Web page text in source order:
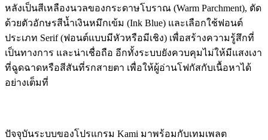
หลังเป็นสีเหลืองนวลของกระดาษโบราณ (Warm Parchment), ตัด
ด้วยตัวอักษรสีน้ำเงินหมึกเข้ม (Ink Blue) และเลือกใช้ฟอนต์
ประเภท Serif (ฟอนต์แบบมีหัวหรือมีเชิง) เพื่อสร้างความรู้สึกที่
เป็นทางการ และน่าเชื่อถือ อีกทั้งระบบยังควบคุมไม่ให้มีแสงเงา
ที่ฉูดฉาดหรือสีสันที่รกสายตา เพื่อให้ผู้อ่านโฟกัสกับเนื้อหาได้
อย่างเต็มที่
ปัจจุบันระบบของโปรแกรม Kami มาพร้อมกับเทมเพลต